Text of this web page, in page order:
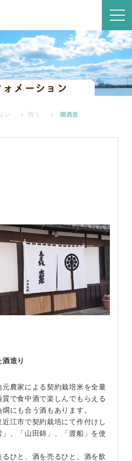
ォメーション
ン 買う 畑酒造
造り
農家による契約栽培米を全量
で食中酒で楽しんでもらえる
にも合う酒もあります。
近江市で契約栽培にて作付けし
、「山田錦」、「渡船」を使
ひと、酒を売るひと、酒を飲